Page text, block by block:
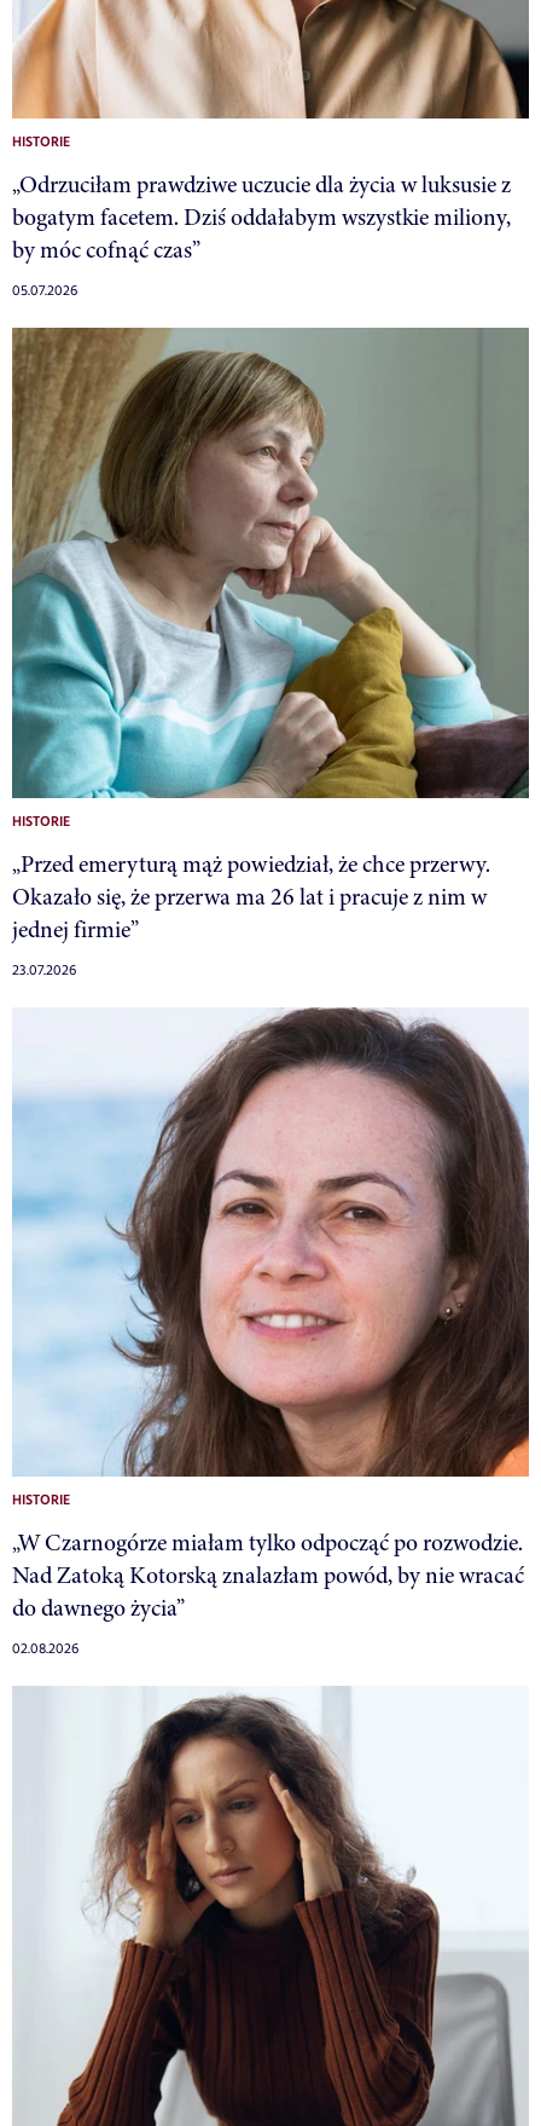
HISTORIE
„Odrzuciłam prawdziwe uczucie dla życia w luksusie z
bogatym facetem. Dziś oddałabym wszystkie miliony,
by móc cofnąć czas”
05.07.2026
HISTORIE
„Przed emeryturą mąż powiedział, że chce przerwy.
Okazało się, że przerwa ma 26 lat i pracuje z nim w
jednej firmie”
23.07.2026
HISTORIE
„W Czarnogórze miałam tylko odpocząć po rozwodzie.
Nad Zatoką Kotorską znalazłam powód, by nie wracać
do dawnego życia”
02.08.2026